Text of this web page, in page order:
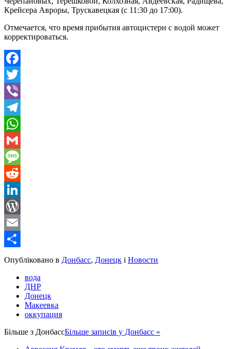
Крейсера Авроры, Трускавецкая (с 11:30 до 17:00).
Отмечается, что время прибытия автоцистерн с водой может
корректироваться.
Facebook
Twitter
Viber
Telegram
WhatsApp
Gmail
Message
Reddit
LinkedIn
WordPress
Email
Share
Опубліковано в Донбасс, Донецк і Новости
вода
ДНР
Донецк
Макеевка
оккупация
Більше з ДонбассБільше записів у Донбасс »